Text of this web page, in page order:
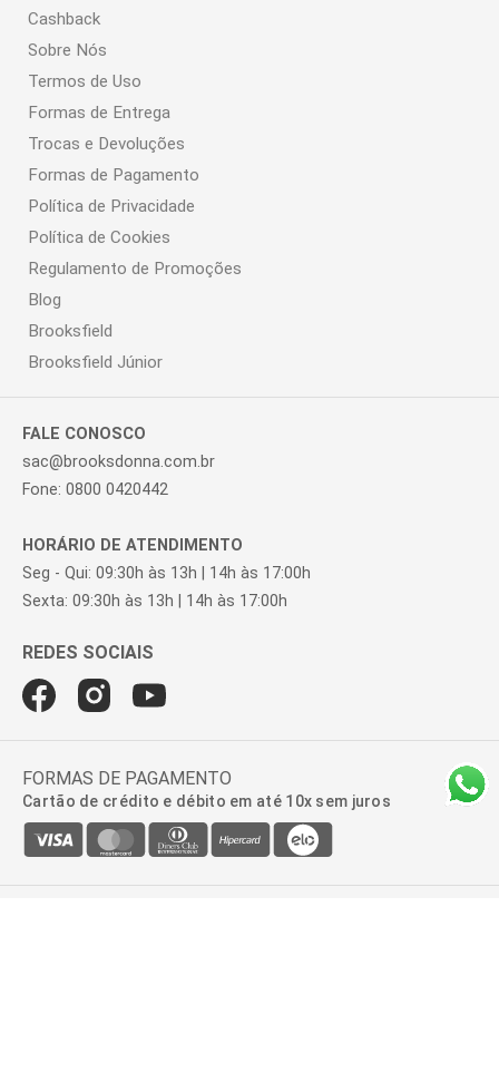
Cashback
Sobre Nós
Termos de Uso
Formas de Entrega
Trocas e Devoluções
Formas de Pagamento
Política de Privacidade
Política de Cookies
Regulamento de Promoções
Blog
Brooksfield
Brooksfield Júnior
FALE CONOSCO
sac@brooksdonna.com.br
Fone: 0800 0420442
HORÁRIO DE ATENDIMENTO
Seg - Qui: 09:30h às 13h | 14h às 17:00h
Sexta: 09:30h às 13h | 14h às 17:00h
FORMAS DE PAGAMENTO
Cartão de crédito e débito em até 10x sem juros